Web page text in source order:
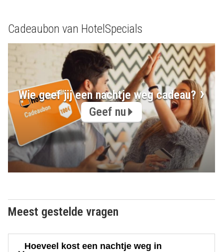
Cadeaubon van HotelSpecials
Wie geef jij een nachtje weg cadeau?
Geef nu
Meest gestelde vragen
Hoeveel kost een nachtje weg in